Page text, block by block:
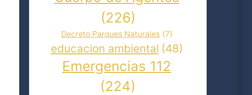
(226)
Decreto Parques Naturales (7)
educacion ambiental (48)
Emergencias 112
(224)